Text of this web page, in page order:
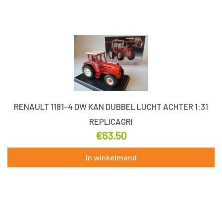
RENAULT 1181-4 DW KAN DUBBEL LUCHT ACHTER 1:31
REPLICAGRI
€63.50
In winkelmand